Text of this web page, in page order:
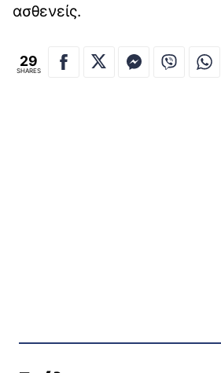
ασθενείς.
29
SHARES